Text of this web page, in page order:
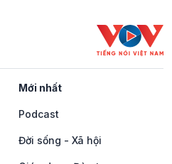
Mới nhất
Podcast
Đời sống - Xã hội